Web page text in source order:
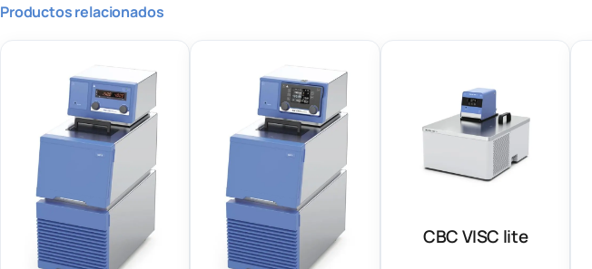
Productos relacionados
CBC VISC lite